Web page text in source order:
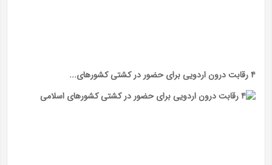
۴ رقابت درون اردویی برای حضور در کشتی کشور‌های...